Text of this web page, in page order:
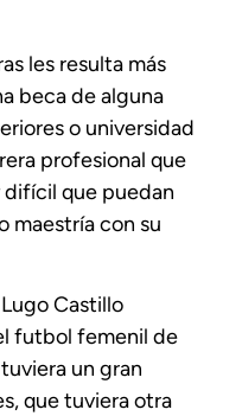
les resulta más
beca de alguna
o universidad
profesional que
que puedan
maestría con su
Castillo
futbol femenil de
un gran
que tuviera otra